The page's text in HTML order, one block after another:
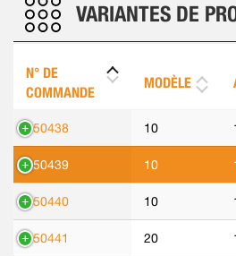
VARIANTES DE
N° DE
COMMANDE
MODÈLE
550438 10
550439 10
550440 10
550441 20